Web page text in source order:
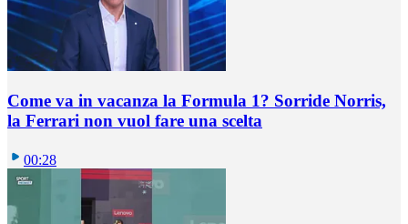
Come va in vacanza la Formula 1? Sorride Norris,
la Ferrari non vuol fare una scelta
00:28